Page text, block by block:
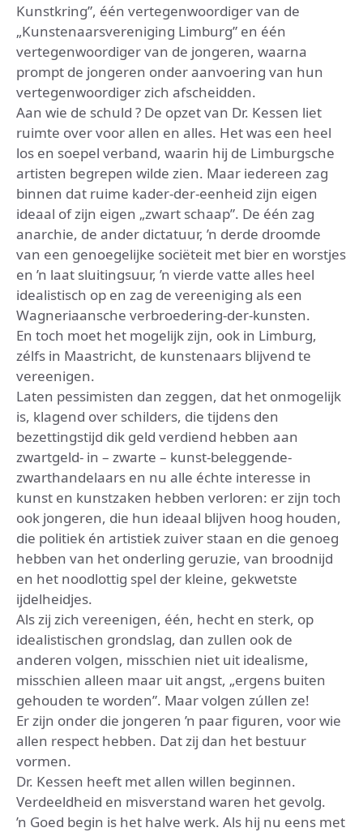
Kunstkring”, één vertegenwoordiger van de
„Kunstenaarsvereniging Limburg” en één
vertegenwoordiger van de jongeren, waarna
prompt de jongeren onder aanvoering van hun
vertegenwoordiger zich afscheidden.
Aan wie de schuld ? De opzet van Dr. Kessen liet
ruimte over voor allen en alles. Het was een heel
los en soepel verband, waarin hij de Limburgsche
artisten begrepen wilde zien. Maar iedereen zag
binnen dat ruime kader-der-eenheid zijn eigen
ideaal of zijn eigen „zwart schaap”. De één zag
anarchie, de ander dictatuur, ’n derde droomde
van een genoegelijke sociëteit met bier en worstjes
en ’n laat sluitingsuur, ’n vierde vatte alles heel
idealistisch op en zag de vereeniging als een
Wagneriaansche verbroedering-der-kunsten.
En toch moet het mogelijk zijn, ook in Limburg,
zélfs in Maastricht, de kunstenaars blijvend te
vereenigen.
Laten pessimisten dan zeggen, dat het onmogelijk
is, klagend over schilders, die tijdens den
bezettingstijd dik geld verdiend hebben aan
zwartgeld- in – zwarte – kunst-beleggende-
zwarthandelaars en nu alle échte interesse in
kunst en kunstzaken hebben verloren: er zijn toch
ook jongeren, die hun ideaal blijven hoog houden,
die politiek én artistiek zuiver staan en die genoeg
hebben van het onderling geruzie, van broodnijd
en het noodlottig spel der kleine, gekwetste
ijdelheidjes.
Als zij zich vereenigen, één, hecht en sterk, op
idealistischen grondslag, dan zullen ook de
anderen volgen, misschien niet uit idealisme,
misschien alleen maar uit angst, „ergens buiten
gehouden te worden”. Maar volgen zúllen ze!
Er zijn onder die jongeren ’n paar figuren, voor wie
allen respect hebben. Dat zij dan het bestuur
vormen.
Dr. Kessen heeft met allen willen beginnen.
Verdeeldheid en misverstand waren het gevolg.
’n Goed begin is het halve werk. Als hij nu eens met